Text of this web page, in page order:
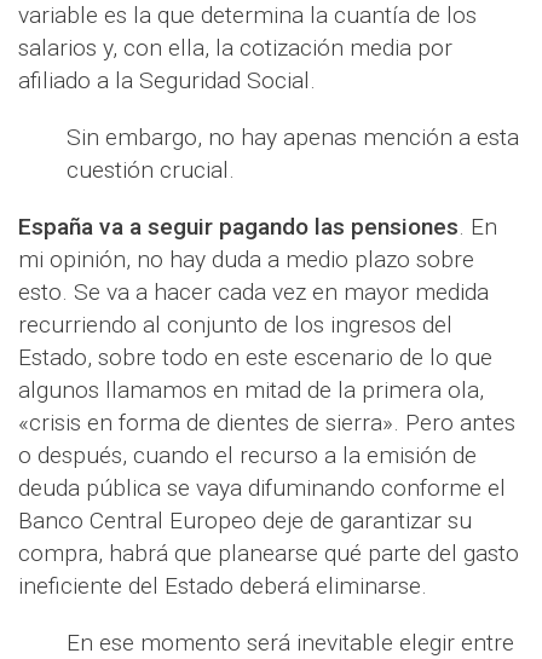
variable es la que determina la cuantía de los
salarios y, con ella, la cotización media por
afiliado a la Seguridad Social.
Sin embargo, no hay apenas mención a esta
cuestión crucial.
España va a seguir pagando las pensiones. En
mi opinión, no hay duda a medio plazo sobre
esto. Se va a hacer cada vez en mayor medida
recurriendo al conjunto de los ingresos del
Estado, sobre todo en este escenario de lo que
algunos llamamos en mitad de la primera ola,
«crisis en forma de dientes de sierra». Pero antes
o después, cuando el recurso a la emisión de
deuda pública se vaya difuminando conforme el
Banco Central Europeo deje de garantizar su
compra, habrá que planearse qué parte del gasto
ineficiente del Estado deberá eliminarse.
En ese momento será inevitable elegir entre